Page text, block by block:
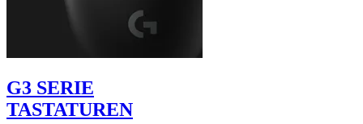
G3 SERIE
TASTATUREN